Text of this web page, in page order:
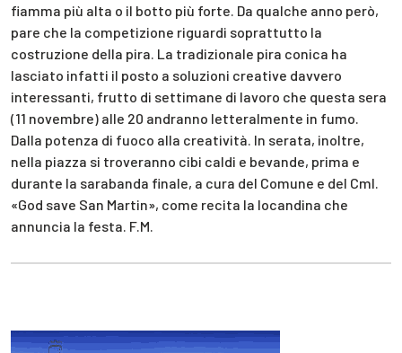
fiamma più alta o il botto più forte. Da qualche anno però,
pare che la competizione riguardi soprattutto la
costruzione della pira. La tradizionale pira conica ha
lasciato infatti il posto a soluzioni creative davvero
interessanti, frutto di settimane di lavoro che questa sera
(11 novembre) alle 20 andranno letteralmente in fumo.
Dalla potenza di fuoco alla creatività. In serata, inoltre,
nella piazza si troveranno cibi caldi e bevande, prima e
durante la sarabanda finale, a cura del Comune e del Cml.
«God save San Martin», come recita la locandina che
annuncia la festa. F.M.